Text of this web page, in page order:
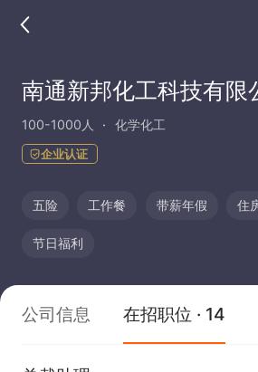
南通新邦化工科技有限
100-1000人 化学化工
企业认证
五险 工作餐 带薪年假 住
节日福利
公司信息 在招职位 · 14